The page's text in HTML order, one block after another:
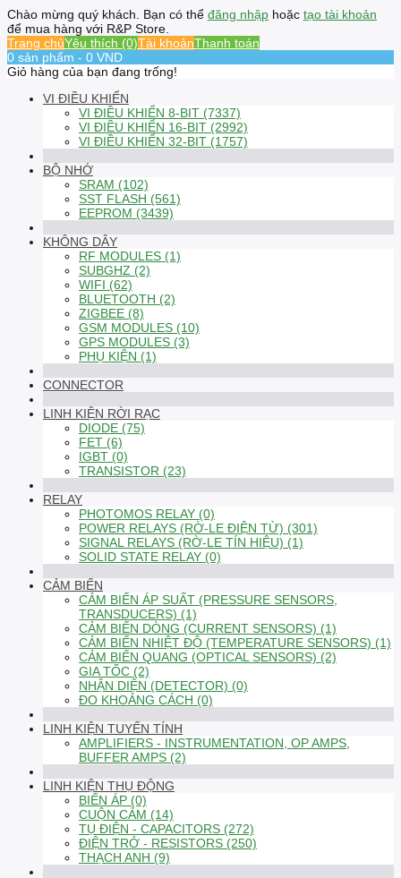
Chào mừng quý khách. Bạn có thể đăng nhập hoặc tạo tài khoản
để mua hàng với R&P Store.
Trang chủYêu thích (0)Tài khoảnThanh toán
0 sản phẩm - 0 VND
Giỏ hàng của bạn đang trống!
VI ĐIỀU KHIỂN
VI ĐIỀU KHIỂN 8-BIT (7337)
VI ĐIỀU KHIỂN 16-BIT (2992)
VI ĐIỀU KHIỂN 32-BIT (1757)
BỘ NHỚ
SRAM (102)
SST FLASH (561)
EEPROM (3439)
KHÔNG DÂY
RF MODULES (1)
SUBGHZ (2)
WIFI (62)
BLUETOOTH (2)
ZIGBEE (8)
GSM MODULES (10)
GPS MODULES (3)
PHỤ KIỆN (1)
CONNECTOR
LINH KIỆN RỜI RẠC
DIODE (75)
FET (6)
IGBT (0)
TRANSISTOR (23)
RELAY
PHOTOMOS RELAY (0)
POWER RELAYS (RỜ-LE ĐIỆN TỪ) (301)
SIGNAL RELAYS (RỜ-LE TÍN HIỆU) (1)
SOLID STATE RELAY (0)
CẢM BIẾN
CẢM BIẾN ÁP SUẤT (PRESSURE SENSORS,
TRANSDUCERS) (1)
CẢM BIẾN DÒNG (CURRENT SENSORS) (1)
CẢM BIẾN NHIỆT ĐỘ (TEMPERATURE SENSORS) (1)
CẢM BIẾN QUANG (OPTICAL SENSORS) (2)
GIA TỐC (2)
NHẬN DIỆN (DETECTOR) (0)
ĐO KHOẢNG CÁCH (0)
LINH KIỆN TUYẾN TÍNH
AMPLIFIERS - INSTRUMENTATION, OP AMPS,
BUFFER AMPS (2)
LINH KIỆN THỤ ĐỘNG
BIẾN ÁP (0)
CUỘN CẢM (14)
TỤ ĐIỆN - CAPACITORS (272)
ĐIỆN TRỞ - RESISTORS (250)
THẠCH ANH (9)